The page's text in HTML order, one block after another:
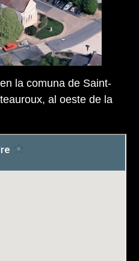
la comuna de Saint-
al oeste de la